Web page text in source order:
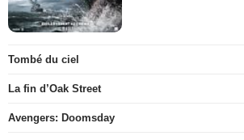
Tombé du ciel
La fin d’Oak Street
Avengers: Doomsday